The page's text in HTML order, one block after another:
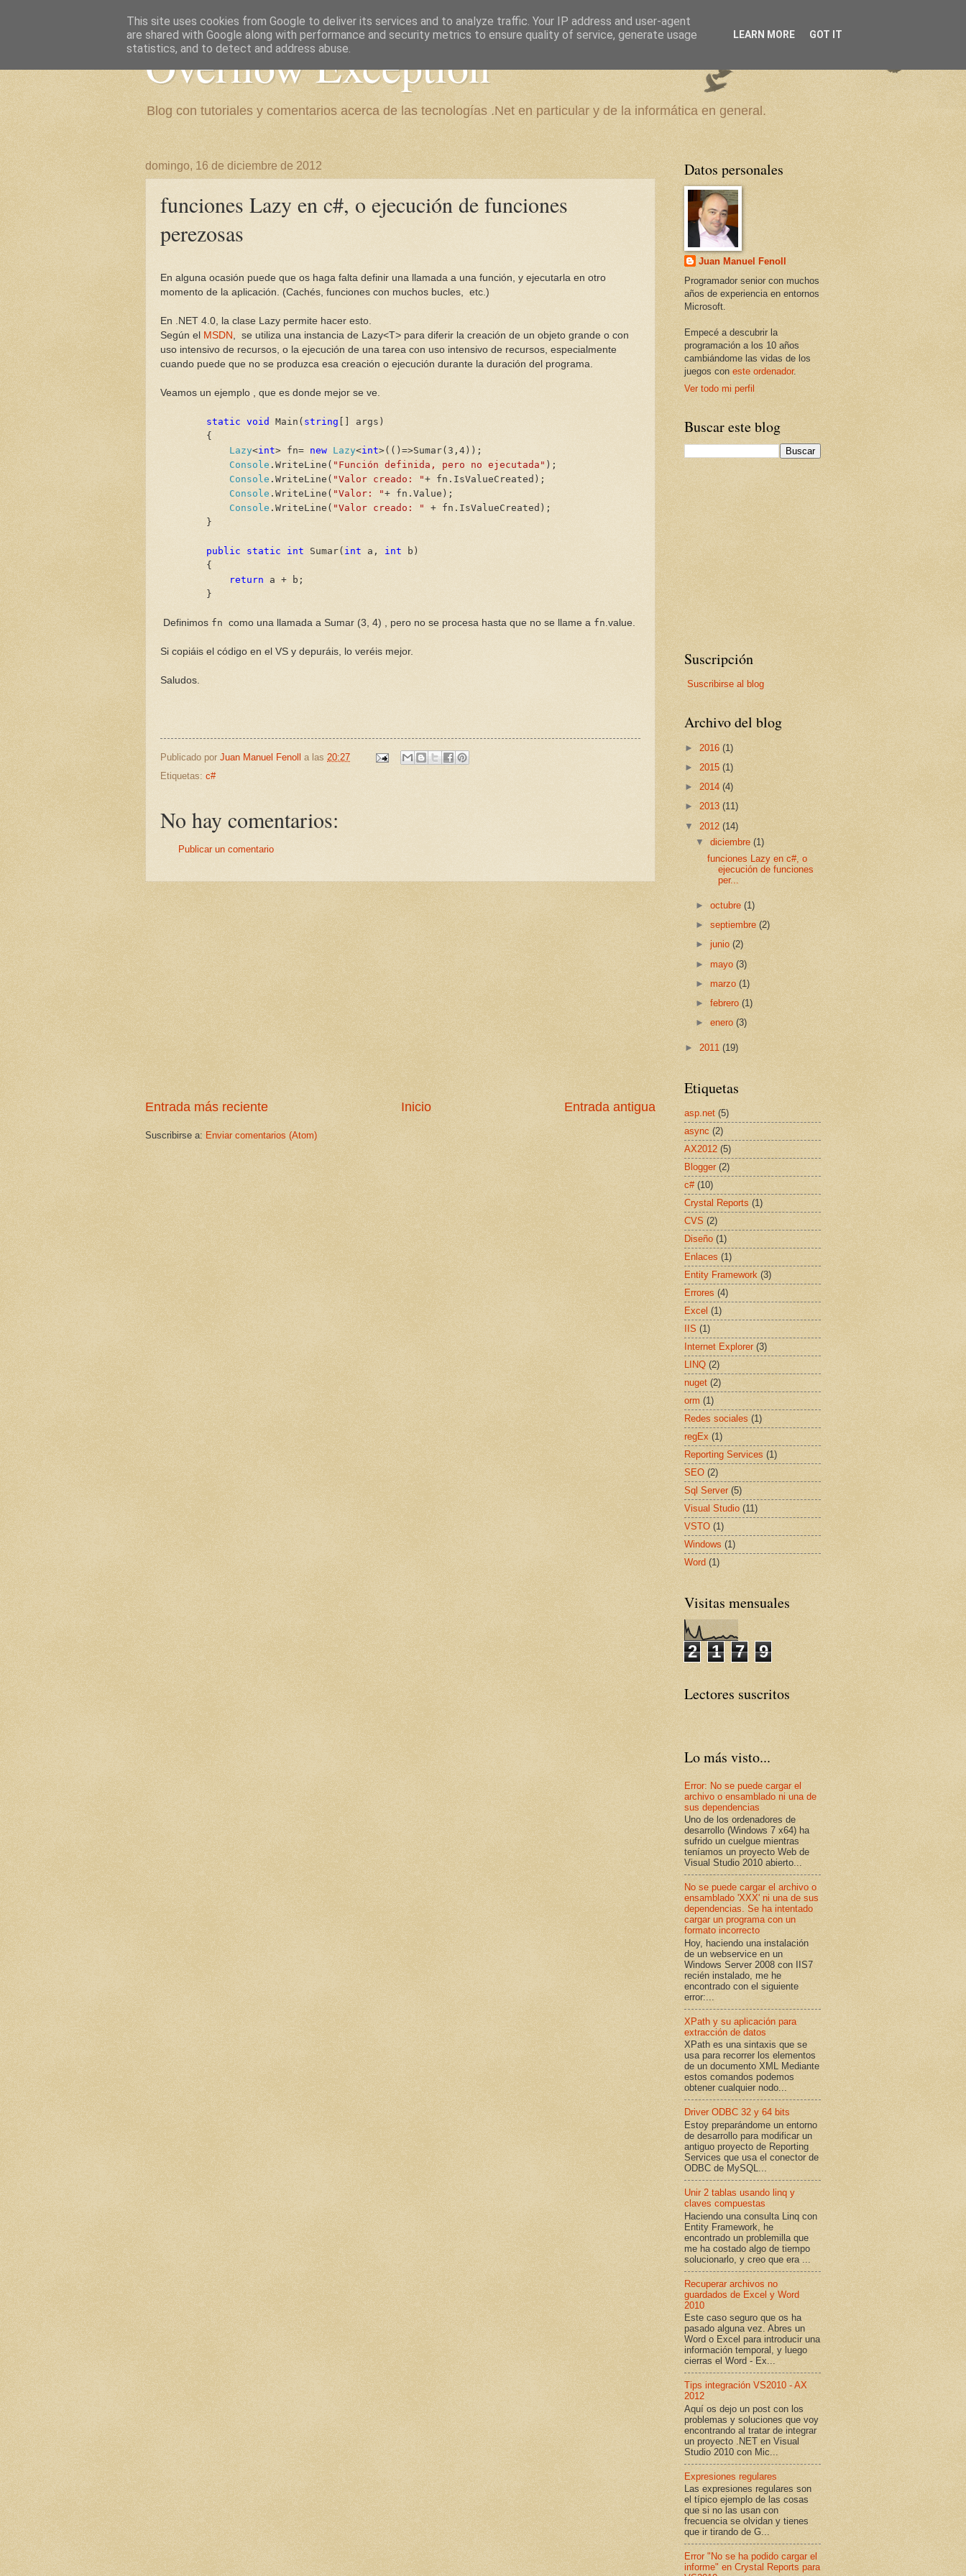
Overflow Exception
Blog con tutoriales y comentarios acerca de las tecnologías .Net en particular y de la informática en general.
domingo, 16 de diciembre de 2012
funciones Lazy en c#, o ejecución de funciones
perezosas
En alguna ocasión puede que os haga falta definir una llamada a una función, y ejecutarla en otro
momento de la aplicación. (Cachés, funciones con muchos bucles, etc.)
En .NET 4.0, la clase Lazy permite hacer esto.
Según el MSDN
, se utiliza una instancia de Lazy<T> para diferir la creación de un objeto grande o con
uso intensivo de recursos, o la ejecución de una tarea con uso intensivo de recursos, especialmente
cuando puede que no se produzca esa creación o ejecución durante la duración del programa.
Veamos un ejemplo , que es donde mejor se ve.
static void Main( string [] args)
{
Lazy<int> fn= new Lazy<int>(()=>Sumar(3,4));
Console .WriteLine( "Función definida, pero no ejecutada" );
Console .WriteLine( "Valor creado: "+ fn.IsValueCreated);
Console .WriteLine( "Valor: "+ fn. Value);
Console .WriteLine( "Valor creado: " + fn .IsValueCreated);
}
public static int Sumar( int a, int b)
{
return a + b;
}
Definimos fn como una llamada a Sumar (3, 4) , pero no se procesa hasta que no se llame a fn .value.
Si copiáis el código en el VS y depuráis, lo veréis mejor.
Saludos.
Publicado por Juan Manuel Fenoll a las 20:27
Etiquetas: c#
No hay comentarios:
Publicar un comentario
Entrada más reciente Entrada antigua
Inicio
Suscribirse a: Enviar comentarios (Atom)
Datos personales
Juan Manuel Fenoll
Programador senior con muchos
años de experiencia en entornos
Microsoft.
Empecé a descubrir la
programación a los 10 años
cambiándome las vidas de los
juegos con este ordenador.
Ver todo mi perfil
Buscar este blog
Suscripción
Suscribirse al blog
Archivo del blog
► 2016 (1)
► 2015 (1)
► 2014 (4)
► 2013 (11)
▼ 2012 (14)
▼diciembre(1)
funciones Lazy en c#, o
ejecución de funciones
per...
►octubre(1)
►septiembre(2)
►junio(2)
►mayo(3)
►marzo(1)
►febrero(1)
►enero(3)
► 2011 (19)
Etiquetas
asp.net (5)
async (2)
AX2012 (5)
Blogger (2)
c# (10)
Crystal Reports (1)
CVS (2)
Diseño (1)
Enlaces (1)
Entity Framework (3)
Errores (4)
Excel (1)
IIS (1)
Internet Explorer (3)
LINQ (2)
nuget (2)
orm (1)
Redes sociales (1)
regEx (1)
Reporting Services (1)
SEO (2)
Sql Server (5)
Visual Studio (11)
VSTO (1)
Windows (1)
Word (1)
Visitas mensuales
2 1 7 9
Lectores suscritos
Lo más visto...
Error: No se puede cargar el
archivo o ensamblado ni una de
sus dependencias
Uno de los ordenadores de
desarrollo (Windows 7 x64) ha
sufrido un cuelgue mientras
teníamos un proyecto Web de
Visual Studio 2010 abierto...
No se puede cargar el archivo o
ensamblado 'XXX' ni una de sus
dependencias. Se ha intentado
cargar un programa con un
formato incorrecto
Hoy, haciendo una instalación
de un webservice en un
Windows Server 2008 con IIS7
recién instalado, me he
encontrado con el siguiente
error:...
XPath y su aplicación para
extracción de datos
XPath es una sintaxis que se
usa para recorrer los elementos
de un documento XML Mediante
estos comandos podemos
obtener cualquier nodo...
Driver ODBC 32 y 64 bits
Estoy preparándome un entorno
de desarrollo para modificar un
antiguo proyecto de Reporting
Services que usa el conector de
ODBC de MySQL...
Unir 2 tablas usando linq y
claves compuestas
Haciendo una consulta Linq con
Entity Framework, he
encontrado un problemilla que
me ha costado algo de tiempo
solucionarlo, y creo que era ...
Recuperar archivos no
guardados de Excel y Word
2010
Este caso seguro que os ha
pasado alguna vez. Abres un
Word o Excel para introducir una
información temporal, y luego
cierras el Word - Ex...
Tips integración VS2010 - AX
2012
Aquí os dejo un post con los
problemas y soluciones que voy
encontrando al tratar de integrar
un proyecto .NET en Visual
Studio 2010 con Mic...
Expresiones regulares
Las expresiones regulares son
el típico ejemplo de las cosas
que si no las usan con
frecuencia se olvidan y tienes
que ir tirando de G...
Error "No se ha podido cargar el
informe" en Crystal Reports para
This site uses cookies from Google to deliver its services and to analyze traffic. Your IP address and user-agent
are shared with Google along with performance and security metrics to ensure quality of service, generate usage
statistics, and to detect and address abuse.
LEARN MORE GOT IT